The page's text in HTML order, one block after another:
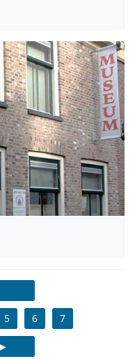
5 6 7